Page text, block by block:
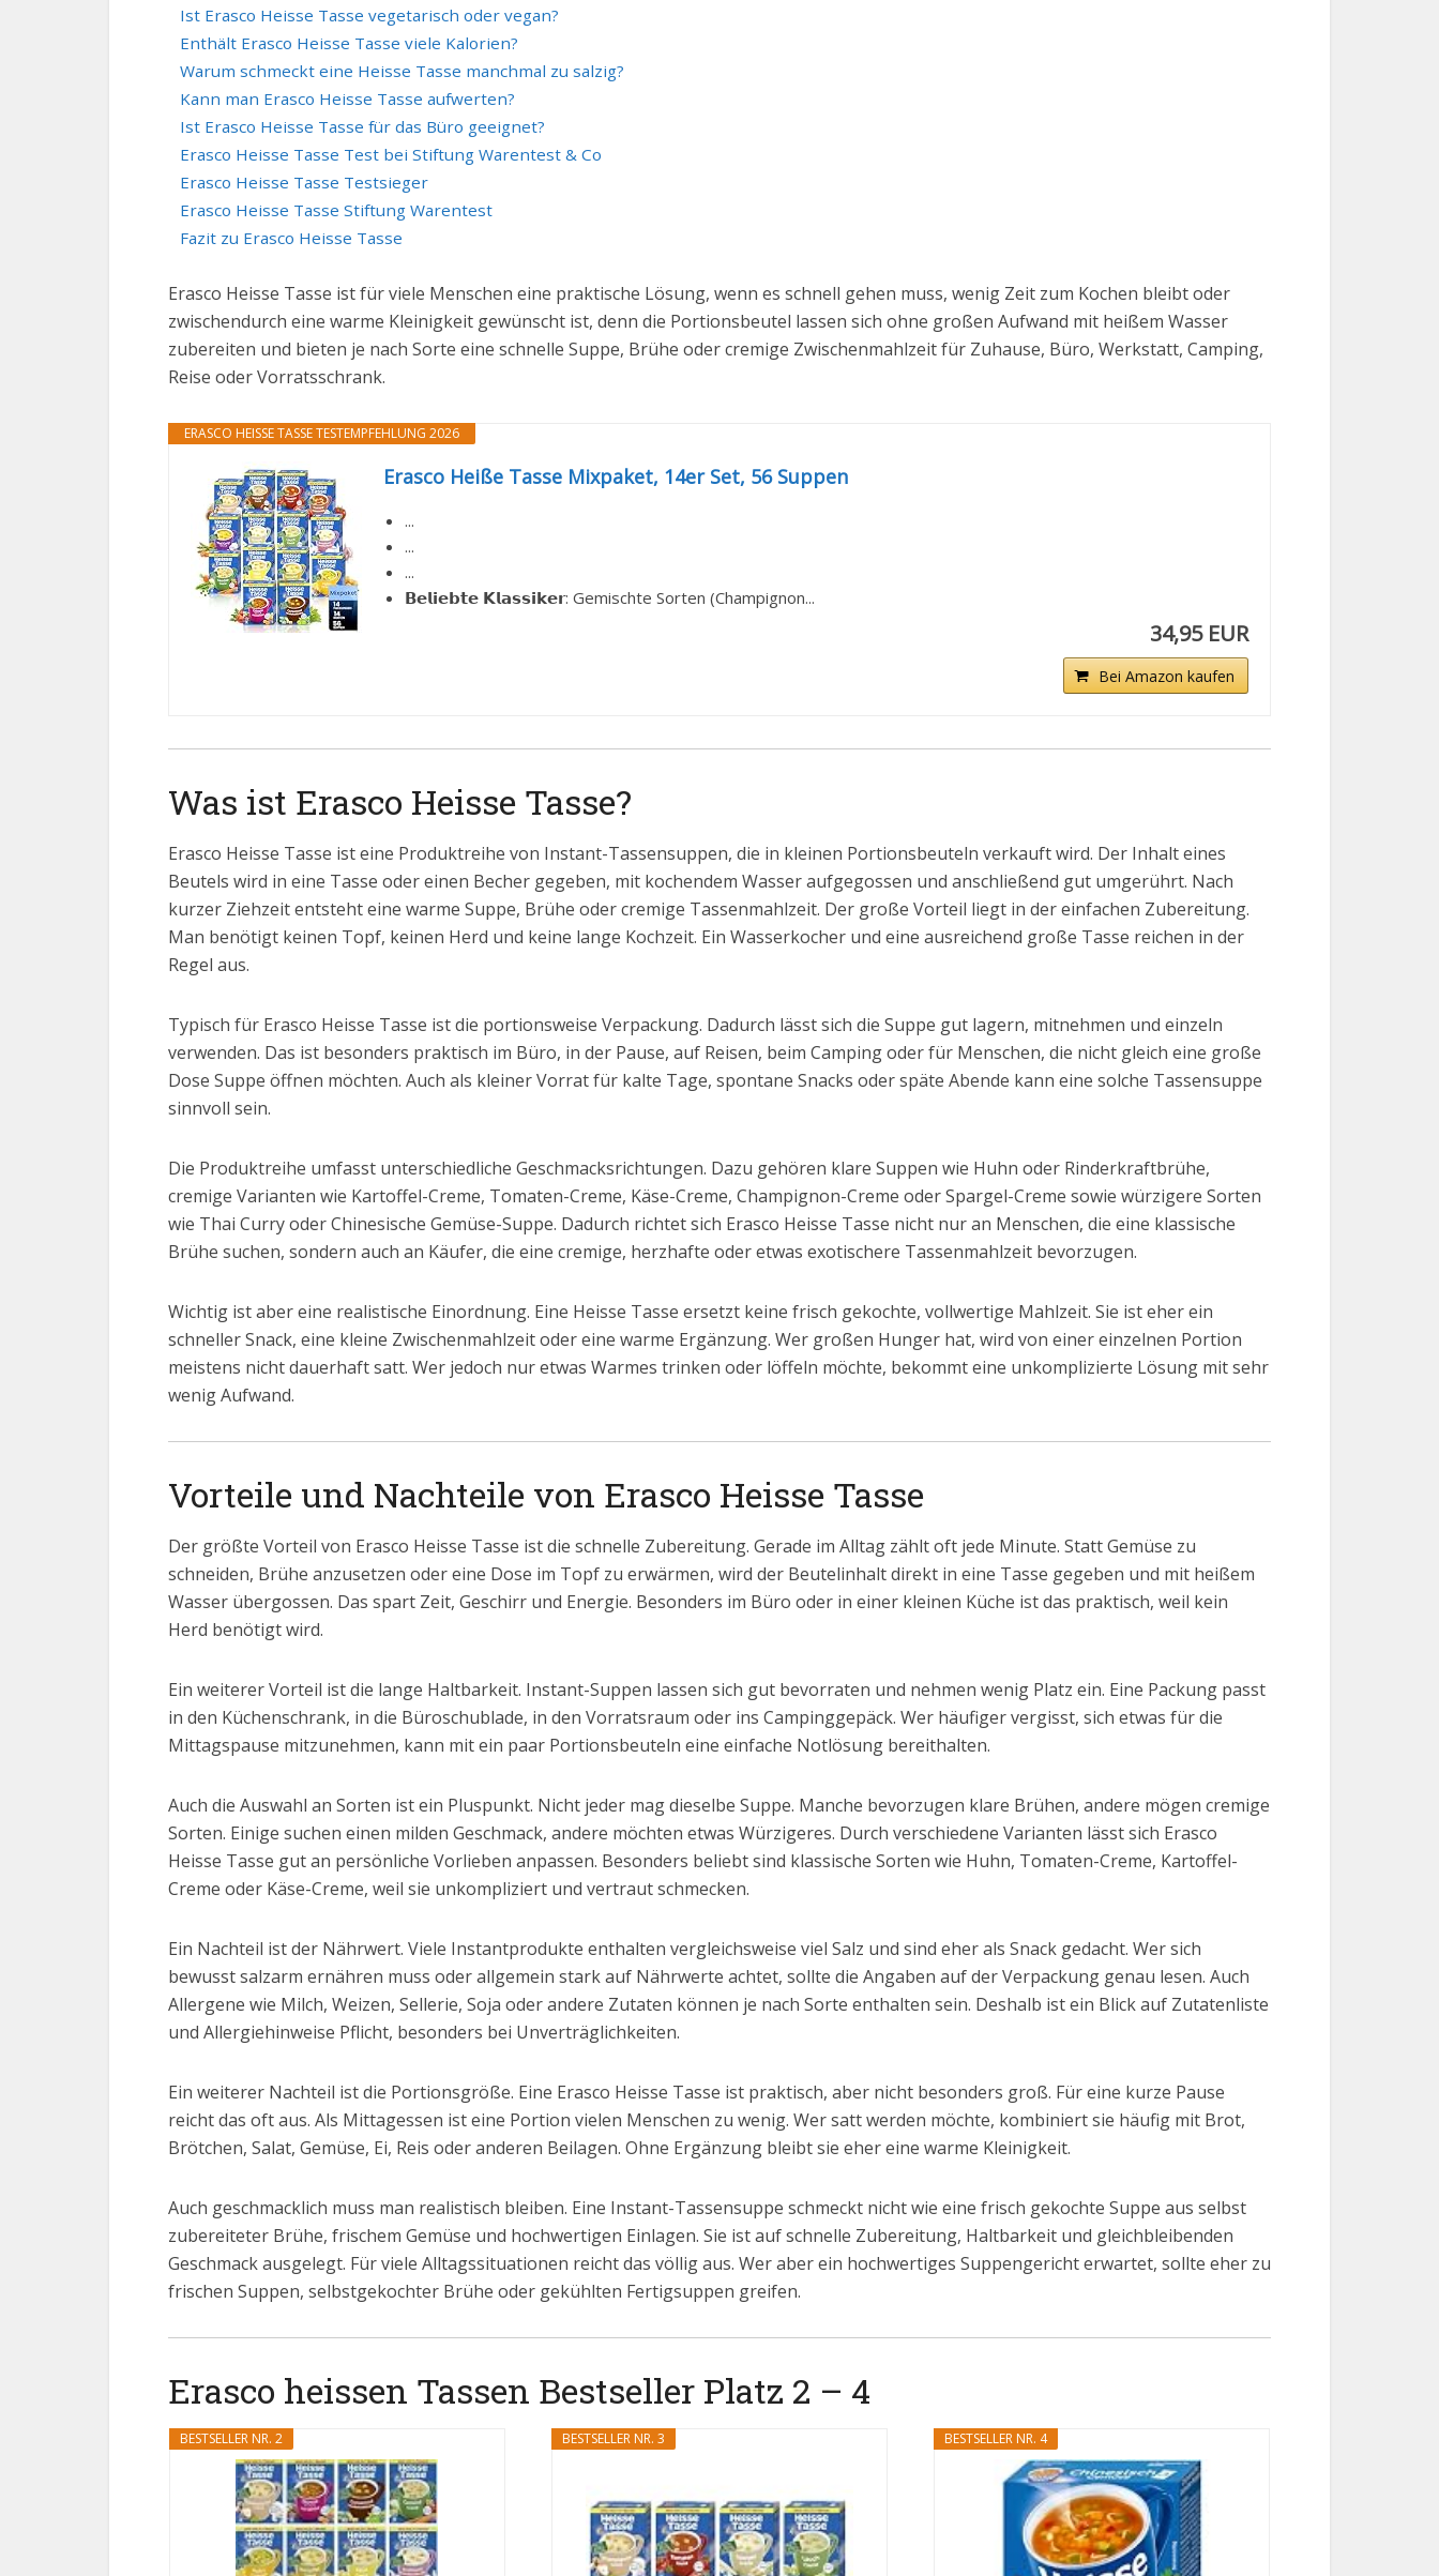
Ist Erasco Heisse Tasse vegetarisch oder vegan?
Enthält Erasco Heisse Tasse viele Kalorien?
Warum schmeckt eine Heisse Tasse manchmal zu salzig?
Kann man Erasco Heisse Tasse aufwerten?
Ist Erasco Heisse Tasse für das Büro geeignet?
Erasco Heisse Tasse Test bei Stiftung Warentest & Co
Erasco Heisse Tasse Testsieger
Erasco Heisse Tasse Stiftung Warentest
Fazit zu Erasco Heisse Tasse
Erasco Heisse Tasse ist für viele Menschen eine praktische Lösung, wenn es schnell gehen muss, wenig Zeit zum Kochen bleibt oder
zwischendurch eine warme Kleinigkeit gewünscht ist, denn die Portionsbeutel lassen sich ohne großen Aufwand mit heißem Wasser
zubereiten und bieten je nach Sorte eine schnelle Suppe, Brühe oder cremige Zwischenmahlzeit für Zuhause, Büro, Werkstatt, Camping,
Reise oder Vorratsschrank.
ERASCO HEISSE TASSE TESTEMPFEHLUNG 2026
Erasco Heiße Tasse Mixpaket, 14er Set, 56 Suppen
...
...
...
𝗕𝗲𝗹𝗶𝗲𝗯𝘁𝗲 𝗞𝗹𝗮𝘀𝘀𝗶𝗸𝗲𝗿: Gemischte Sorten (Champignon...
34,95 EUR
Bei Amazon kaufen
Was ist Erasco Heisse Tasse?
Erasco Heisse Tasse ist eine Produktreihe von Instant-Tassensuppen, die in kleinen Portionsbeuteln verkauft wird. Der Inhalt eines
Beutels wird in eine Tasse oder einen Becher gegeben, mit kochendem Wasser aufgegossen und anschließend gut umgerührt. Nach
kurzer Ziehzeit entsteht eine warme Suppe, Brühe oder cremige Tassenmahlzeit. Der große Vorteil liegt in der einfachen Zubereitung.
Man benötigt keinen Topf, keinen Herd und keine lange Kochzeit. Ein Wasserkocher und eine ausreichend große Tasse reichen in der
Regel aus.
Typisch für Erasco Heisse Tasse ist die portionsweise Verpackung. Dadurch lässt sich die Suppe gut lagern, mitnehmen und einzeln
verwenden. Das ist besonders praktisch im Büro, in der Pause, auf Reisen, beim Camping oder für Menschen, die nicht gleich eine große
Dose Suppe öffnen möchten. Auch als kleiner Vorrat für kalte Tage, spontane Snacks oder späte Abende kann eine solche Tassensuppe
sinnvoll sein.
Die Produktreihe umfasst unterschiedliche Geschmacksrichtungen. Dazu gehören klare Suppen wie Huhn oder Rinderkraftbrühe,
cremige Varianten wie Kartoffel-Creme, Tomaten-Creme, Käse-Creme, Champignon-Creme oder Spargel-Creme sowie würzigere Sorten
wie Thai Curry oder Chinesische Gemüse-Suppe. Dadurch richtet sich Erasco Heisse Tasse nicht nur an Menschen, die eine klassische
Brühe suchen, sondern auch an Käufer, die eine cremige, herzhafte oder etwas exotischere Tassenmahlzeit bevorzugen.
Wichtig ist aber eine realistische Einordnung. Eine Heisse Tasse ersetzt keine frisch gekochte, vollwertige Mahlzeit. Sie ist eher ein
schneller Snack, eine kleine Zwischenmahlzeit oder eine warme Ergänzung. Wer großen Hunger hat, wird von einer einzelnen Portion
meistens nicht dauerhaft satt. Wer jedoch nur etwas Warmes trinken oder löffeln möchte, bekommt eine unkomplizierte Lösung mit sehr
wenig Aufwand.
Vorteile und Nachteile von Erasco Heisse Tasse
Der größte Vorteil von Erasco Heisse Tasse ist die schnelle Zubereitung. Gerade im Alltag zählt oft jede Minute. Statt Gemüse zu
schneiden, Brühe anzusetzen oder eine Dose im Topf zu erwärmen, wird der Beutelinhalt direkt in eine Tasse gegeben und mit heißem
Wasser übergossen. Das spart Zeit, Geschirr und Energie. Besonders im Büro oder in einer kleinen Küche ist das praktisch, weil kein
Herd benötigt wird.
Ein weiterer Vorteil ist die lange Haltbarkeit. Instant-Suppen lassen sich gut bevorraten und nehmen wenig Platz ein. Eine Packung passt
in den Küchenschrank, in die Büroschublade, in den Vorratsraum oder ins Campinggepäck. Wer häufiger vergisst, sich etwas für die
Mittagspause mitzunehmen, kann mit ein paar Portionsbeuteln eine einfache Notlösung bereithalten.
Auch die Auswahl an Sorten ist ein Pluspunkt. Nicht jeder mag dieselbe Suppe. Manche bevorzugen klare Brühen, andere mögen cremige
Sorten. Einige suchen einen milden Geschmack, andere möchten etwas Würzigeres. Durch verschiedene Varianten lässt sich Erasco
Heisse Tasse gut an persönliche Vorlieben anpassen. Besonders beliebt sind klassische Sorten wie Huhn, Tomaten-Creme, Kartoffel-
Creme oder Käse-Creme, weil sie unkompliziert und vertraut schmecken.
Ein Nachteil ist der Nährwert. Viele Instantprodukte enthalten vergleichsweise viel Salz und sind eher als Snack gedacht. Wer sich
bewusst salzarm ernähren muss oder allgemein stark auf Nährwerte achtet, sollte die Angaben auf der Verpackung genau lesen. Auch
Allergene wie Milch, Weizen, Sellerie, Soja oder andere Zutaten können je nach Sorte enthalten sein. Deshalb ist ein Blick auf Zutatenliste
und Allergiehinweise Pflicht, besonders bei Unverträglichkeiten.
Ein weiterer Nachteil ist die Portionsgröße. Eine Erasco Heisse Tasse ist praktisch, aber nicht besonders groß. Für eine kurze Pause
reicht das oft aus. Als Mittagessen ist eine Portion vielen Menschen zu wenig. Wer satt werden möchte, kombiniert sie häufig mit Brot,
Brötchen, Salat, Gemüse, Ei, Reis oder anderen Beilagen. Ohne Ergänzung bleibt sie eher eine warme Kleinigkeit.
Auch geschmacklich muss man realistisch bleiben. Eine Instant-Tassensuppe schmeckt nicht wie eine frisch gekochte Suppe aus selbst
zubereiteter Brühe, frischem Gemüse und hochwertigen Einlagen. Sie ist auf schnelle Zubereitung, Haltbarkeit und gleichbleibenden
Geschmack ausgelegt. Für viele Alltagssituationen reicht das völlig aus. Wer aber ein hochwertiges Suppengericht erwartet, sollte eher zu
frischen Suppen, selbstgekochter Brühe oder gekühlten Fertigsuppen greifen.
Erasco heissen Tassen Bestseller Platz 2 – 4
BESTSELLER NR. 2 BESTSELLER NR. 3 BESTSELLER NR. 4